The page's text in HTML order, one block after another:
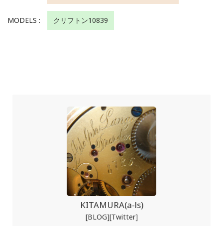
MODELS : クリフトン10839
KITAMURA(a-ls)
[BLOG][Twitter]